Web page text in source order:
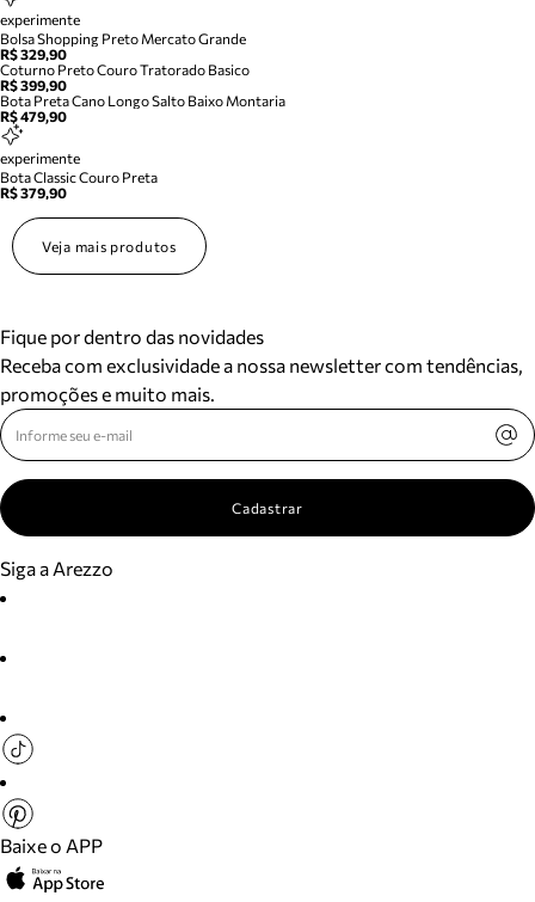
experimente
Bolsa Shopping Preto Mercato Grande
R$ 329,90
Coturno Preto Couro Tratorado Basico
R$ 399,90
Bota Preta Cano Longo Salto Baixo Montaria
R$ 479,90
experimente
Bota Classic Couro Preta
R$ 379,90
Veja mais produtos
Fique por dentro das novidades
Receba com exclusividade a nossa newsletter com tendências,
promoções e muito mais.
Cadastrar
Siga a Arezzo
Baixe o APP